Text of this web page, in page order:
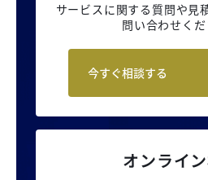
サービスに関する質問や見
問い合わせくだ
今すぐ相談する
オンライ